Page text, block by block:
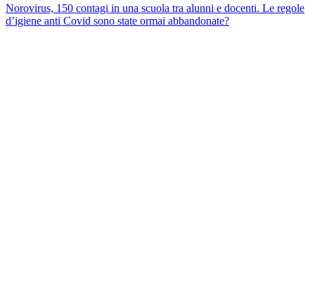
Norovirus, 150 contagi in una scuola tra alunni e docenti. Le regole
d’igiene anti Covid sono state ormai abbandonate?